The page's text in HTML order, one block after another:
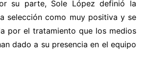
su parte, Sole López definió la
selección como muy positiva y se
por el tratamiento que los medios
dado a su presencia en el equipo